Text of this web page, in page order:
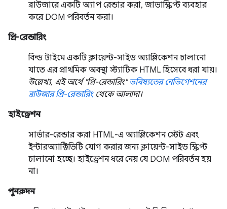
ব্রাউজারে একটি অ্যাপ রেন্ডার করা, জাভাস্ক্রিপ্ট ব্যবহার
করে DOM পরিবর্তন করা।
প্রি-রেন্ডারিং
বিল্ড টাইমে একটি ক্লায়েন্ট-সাইড অ্যাপ্লিকেশন চালানো
যাতে এর প্রাথমিক অবস্থা স্ট্যাটিক HTML হিসেবে ধরা যায়।
উল্লেখ্য, এই অর্থে "প্রি-রেন্ডারিং" ভবিষ্যতের নেভিগেশনের
ব্রাউজার প্রি-রেন্ডারিংথেকে আলাদা।
হাইড্রেশন
সার্ভার-রেন্ডার করা HTML-এ অ্যাপ্লিকেশন স্টেট এবং
ইন্টারঅ্যাক্টিভিটি যোগ করার জন্য ক্লায়েন্ট-সাইড স্ক্রিপ্ট
চালানো হচ্ছে। হাইড্রেশন ধরে নেয় যে DOM পরিবর্তন হয়
না।
পুনরুদন